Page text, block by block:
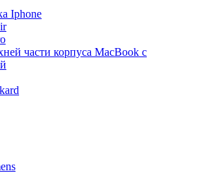
Iphone
части корпуса MacBook с